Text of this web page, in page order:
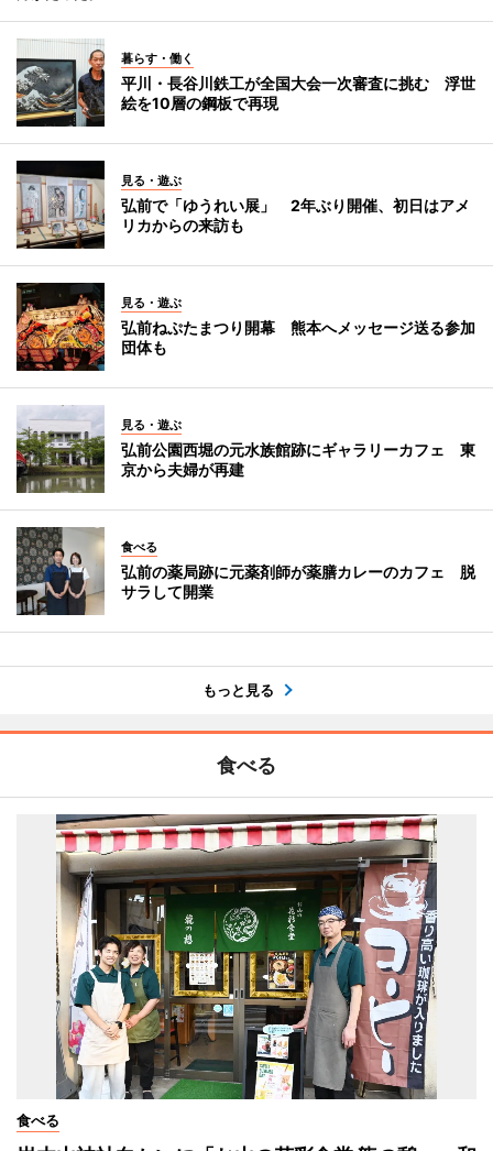
暮らす・働く
平川・長谷川鉄工が全国大会一次審査に挑む 浮世
絵を10層の鋼板で再現
見る・遊ぶ
弘前で「ゆうれい展」 2年ぶり開催、初日はアメ
リカからの来訪も
見る・遊ぶ
弘前ねぷたまつり開幕 熊本へメッセージ送る参加
団体も
見る・遊ぶ
弘前公園西堀の元水族館跡にギャラリーカフェ 東
京から夫婦が再建
食べる
弘前の薬局跡に元薬剤師が薬膳カレーのカフェ 脱
サラして開業
もっと見る
食べる
食べる